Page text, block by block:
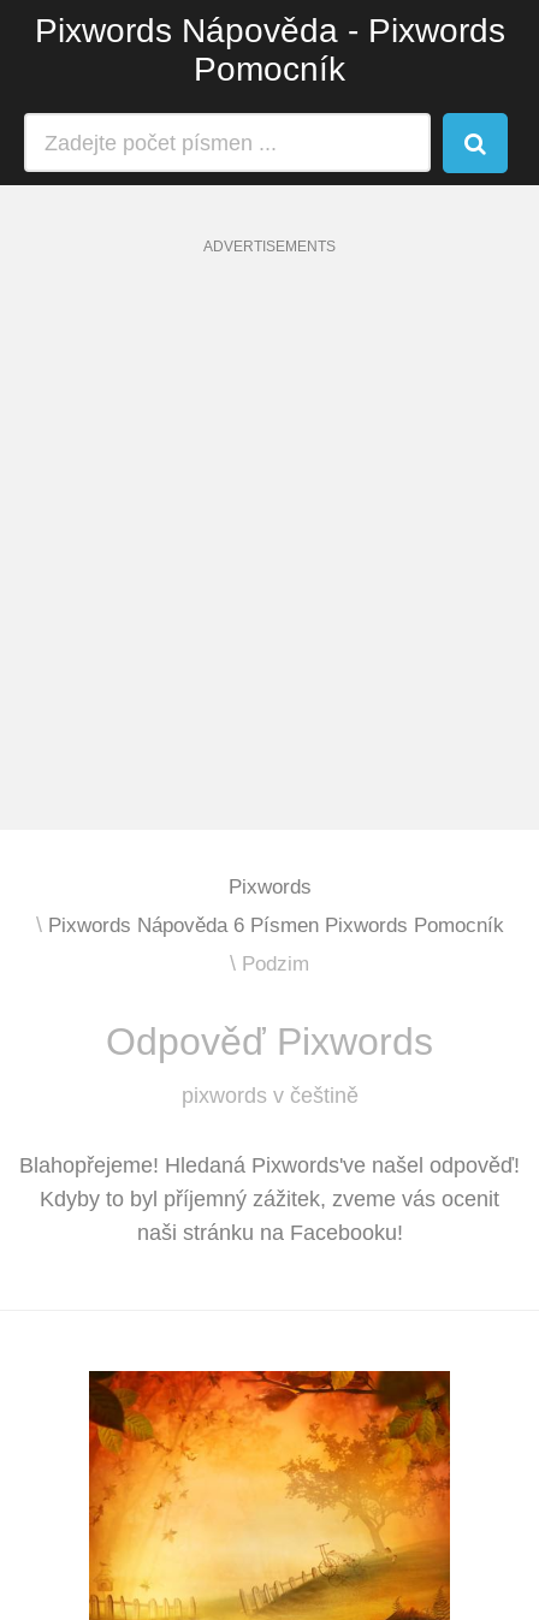
Pixwords Nápověda - Pixwords
Pomocník
ADVERTISEMENTS
Pixwords
Pixwords Nápověda 6 Písmen Pixwords Pomocník
Podzim
Odpověď Pixwords
pixwords v češtině
Blahopřejeme! Hledaná Pixwords've našel odpověď!
Kdyby to byl příjemný zážitek, zveme vás ocenit
naši stránku na Facebooku!